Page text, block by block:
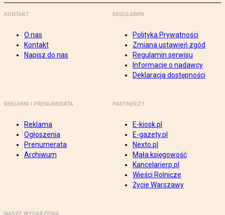
KONTAKT
O nas
Kontakt
Napisz do nas
REGULAMIN
Polityka Prywatności
Zmiana ustawień zgód
Regulamin serwisu
Informacje o nadawcy
Deklaracja dostępności
REKLAMA I PRENUMERATA
Reklama
Ogłoszenia
Prenumerata
Archiwum
PARTNERZY
E-kiosk.pl
E-gazety.pl
Nexto.pl
Mała księgowość
Kancelarierp.pl
Wieści Rolnicze
Życie Warszawy